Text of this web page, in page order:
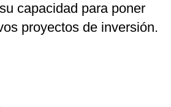
capacidad para poner
proyectos de inversión.